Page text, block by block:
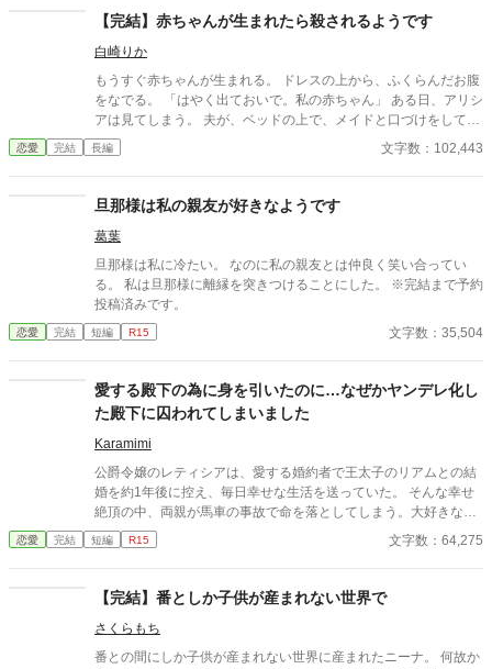
【完結】赤ちゃんが生まれたら殺されるようです
白崎りか
もうすぐ赤ちゃんが生まれる。 ドレスの上から、ふくらんだお腹
をなでる。 「はやく出ておいで。私の赤ちゃん」 ある日、アリシ
アは見てしまう。 夫が、ベッドの上で、メイドと口づけをしてい
るのを！ 「どうして、メイドのお腹にも、赤ちゃんがいる
の？！」 「赤ちゃんが生まれたら、私は殺されるの？」 夫とメイ
にして、辺境伯家を乗っ取ろうとしているのだ。 ドラゴンの力
で、前世の記憶を取り戻したアリシアは、自由を手に入れるため
に裁判で戦う。 ※1話と2話は短編版と内容は同じですが、設定を
少し変えています。
恋愛 完結 長編 文字数：102,443
旦那様は私の親友が好きなようです
葛葉
旦那様は私に冷たい。 なのに私の親友とは仲良く笑い合ってい
る。 私は旦那様に離縁を突きつけることにした。 ※完結まで予約
投稿済みです。
恋愛 完結 短編 R15 文字数：35,504
愛する殿下の為に身を引いたのに…なぜかヤンデレ化し
た殿下に囚われてしまいました
Karamimi
公爵令嬢のレティシアは、愛する婚約者で王太子のリアムとの結
婚を約1年後に控え、毎日幸せな生活を送っていた。 そんな幸せ
絶頂の中、両親が馬車の事故で命を落としてしまう。大好きな両
親を失い、悲しみに暮れるレティシアを心配したリアムによっ
て、王宮で生活する事になる。 相変わらず自分を大切にしてくれ
そんな中、たまたま王宮で貴族たちが話をしているのを聞いてし
まう。その内容と言うのが、そもそもリアムはレティシアの父か
らの結婚の申し出を断る事が出来ず、仕方なくレティシアと婚約
したという事。 トンプソン公爵がいなくなった今、本来婚約する
恋愛 完結 短編 R15 文字数：64,275
【完結】番としか子供が産まれない世界で
さくらもち
番との間にしか子供が産まれない世界に産まれたニーナ。 何故か